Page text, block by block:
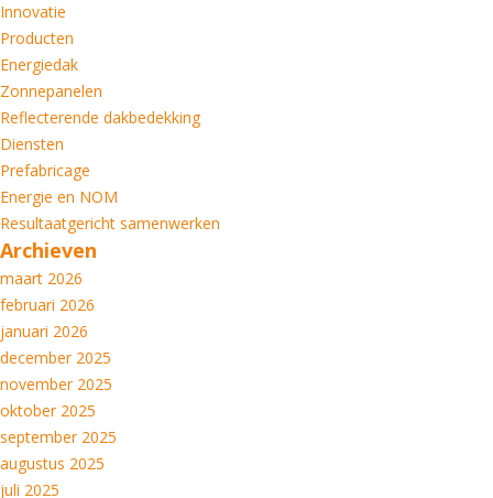
Innovatie
Producten
Energiedak
Zonnepanelen
Reflecterende dakbedekking
Diensten
Prefabricage
Energie en NOM
Resultaatgericht samenwerken
Archieven
maart 2026
februari 2026
januari 2026
december 2025
november 2025
oktober 2025
september 2025
augustus 2025
juli 2025